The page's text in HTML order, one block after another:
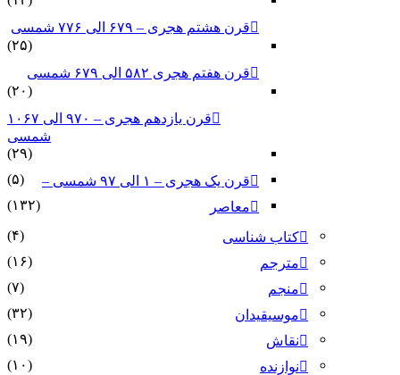
قرن هشتم هجری – ۶۷۹ الی ۷۷۶ شمسی
(۲۵)
قرن هفتم هجری ۵۸۲ الی ۶۷۹ شمسی
(۲۰)
قرن یازدهم هجری – ۹۷۰ الی ۱۰۶۷
شمسی
(۲۹)
قرن یک هجری – ۱ الی ۹۷ شمسی –
(۵)
معاصر
(۱۳۲)
کتاب شناسی
(۴)
مترجم
(۱۶)
منجم
(۷)
موسیقیدان
(۳۲)
نقاش
(۱۹)
نوازنده
(۱۰)